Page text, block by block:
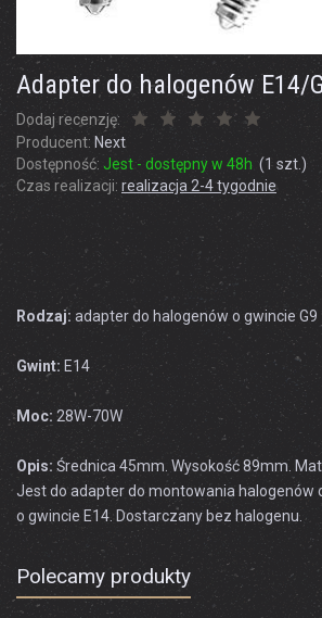
Adapter do halogenów E14/
Dodaj recenzję:
Producent: Next
Dostępność: Jest - dostępny w 48h (1 szt.)
Czas realizacji: realizacja 2-4 tygodnie
Rodzaj: adapter do halogenów o gwincie G9
Gwint: E14
Moc: 28W-70W
Opis: Średnica 45mm. Wysokość 89mm.
Jest do adapter do montowania halogenów
o gwincie E14. Dostarczany bez halogenu.
Polecamy produkty